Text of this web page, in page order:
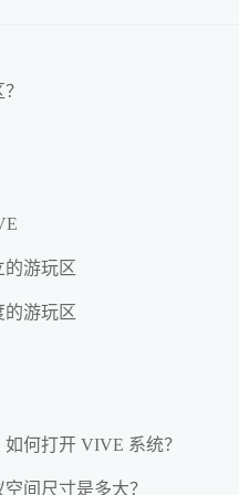
游玩区
游玩区
何打开 VIVE 系统？
间尺寸是多大？